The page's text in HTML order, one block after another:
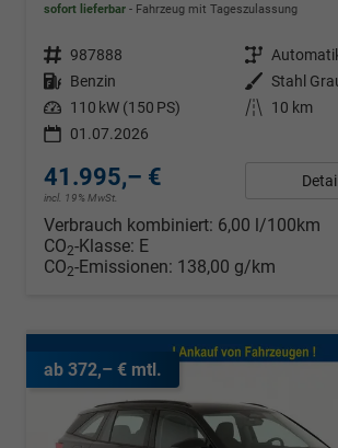
sofort lieferbar Fahrzeug mit Tageszulassung
Fahrzeugnr. 987888 Getriebe
Kraftstoff Benzin Außenfarbe Stahl
Leistung 110 kW (150 PS) Kilometerstand
10 km
01.07.2026
41.995,– €
incl. 19% MwSt.
Verbrauch kombiniert: 6,00 l/100km
CO2-Klasse: E
CO2-Emissionen: 138,00 g/km
ab 372,– € mtl.